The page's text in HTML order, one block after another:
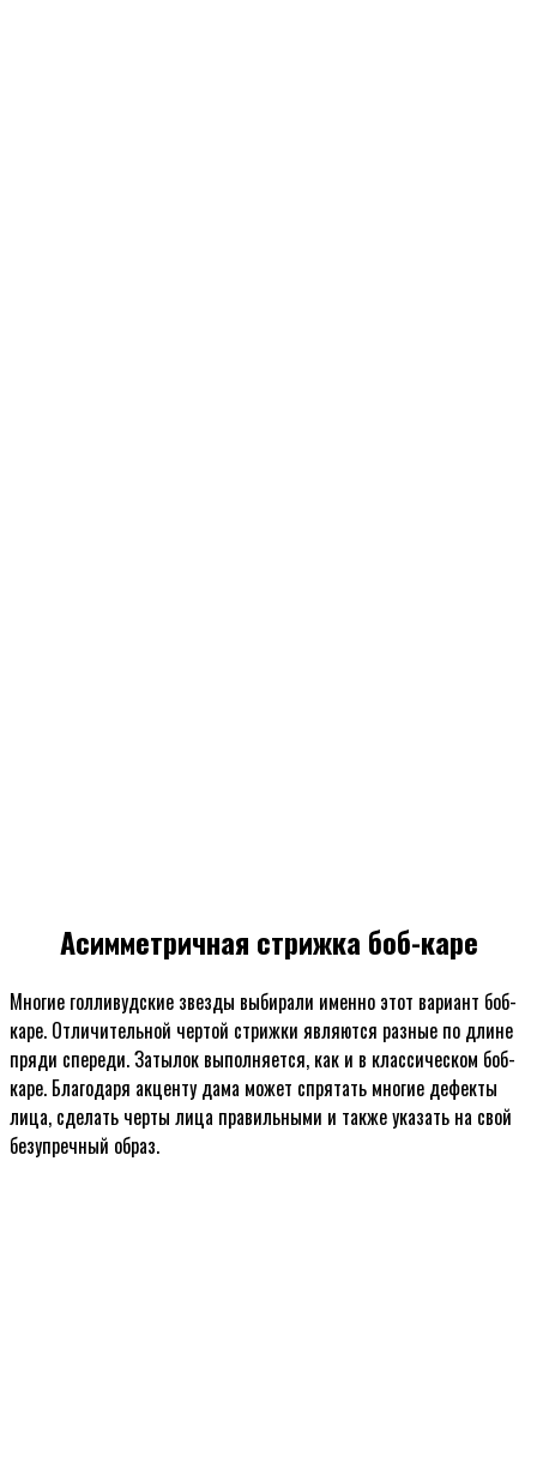
Асимметричная стрижка боб-каре
Многие голливудские звезды выбирали именно этот вариант боб-
каре. Отличительной чертой стрижки являются разные по длине
пряди спереди. Затылок выполняется, как и в классическом боб-
каре. Благодаря акценту дама может спрятать многие дефекты
лица, сделать черты лица правильными и также указать на свой
безупречный образ.